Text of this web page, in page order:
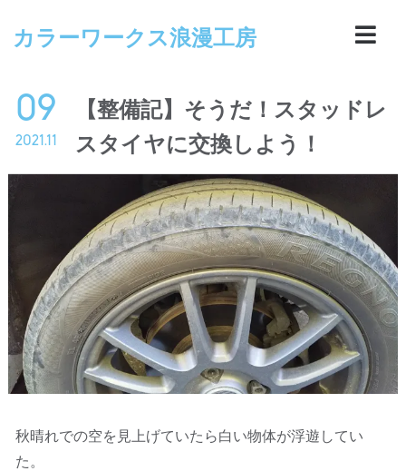
カラーワークス浪漫工房
09
2021.11
【整備記】そうだ！スタッドレ
スタイヤに交換しよう！
秋晴れでの空を見上げていたら白い物体が浮遊してい
た。